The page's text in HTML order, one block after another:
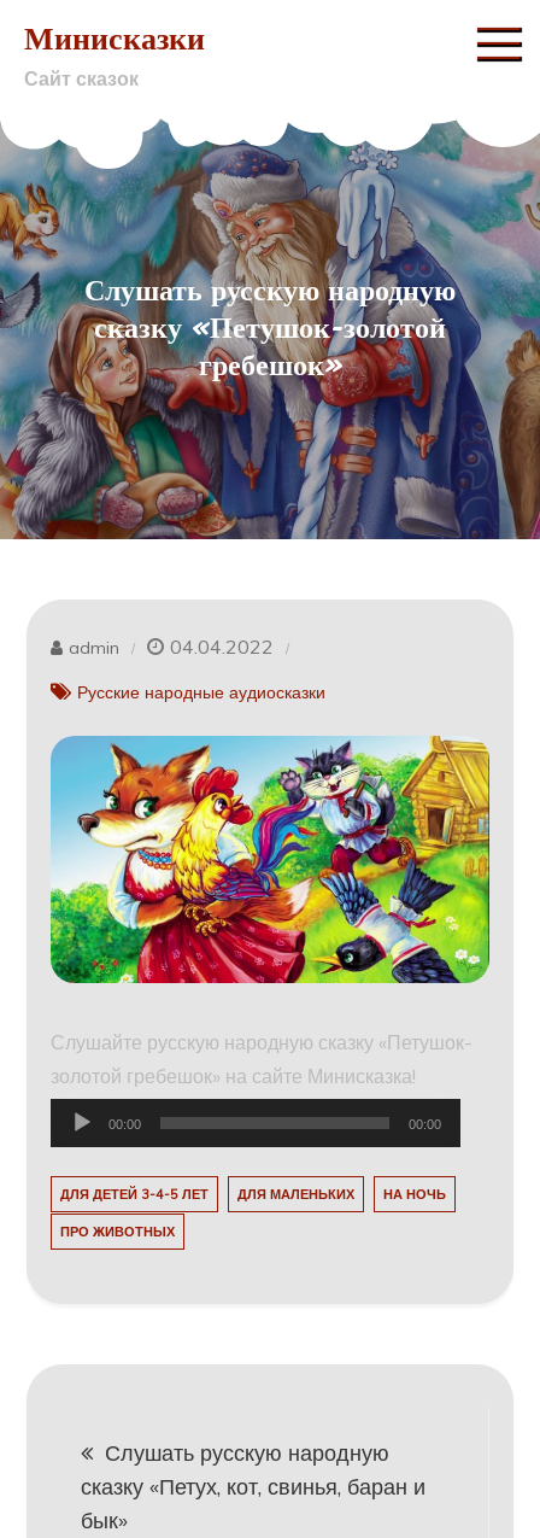
content
Минисказки
Сайт сказок
Слушать русскую народную
сказку «Петушок-золотой
гребешок»
admin 04.04.2022
Русские народные аудиосказки
Слушайте русскую народную сказку «Петушок-
золотой гребешок» на сайте Минисказка!
Аудиоплеер
00:00 00:00
ДЛЯ ДЕТЕЙ 3-4-5 ЛЕТ ДЛЯ МАЛЕНЬКИХ НА НОЧЬ
ПРО ЖИВОТНЫХ
Навигация
по
Слушать русскую народную
сказку «Петух, кот, свинья, баран и
бык»